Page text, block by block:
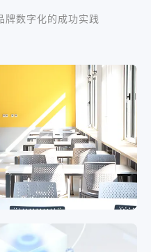
牌数字化的成功实践